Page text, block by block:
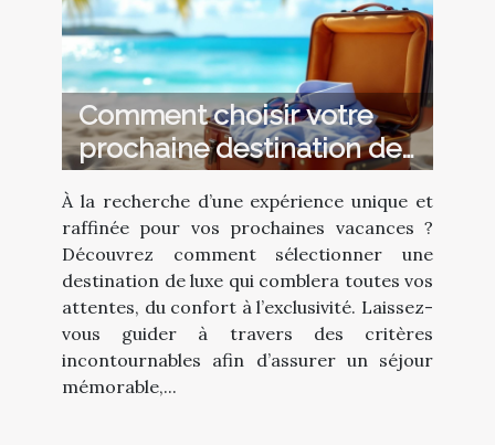
Comment choisir votre
prochaine destination de
vacances de luxe ?
À la recherche d’une expérience unique et
raffinée pour vos prochaines vacances ?
Découvrez comment sélectionner une
destination de luxe qui comblera toutes vos
attentes, du confort à l’exclusivité. Laissez-
vous guider à travers des critères
incontournables afin d’assurer un séjour
mémorable,...